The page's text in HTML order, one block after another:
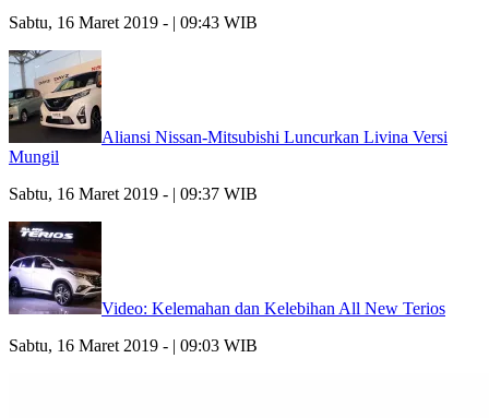
Sabtu, 16 Maret 2019 - | 09:43 WIB
Aliansi Nissan-Mitsubishi Luncurkan Livina Versi
Mungil
Sabtu, 16 Maret 2019 - | 09:37 WIB
Video: Kelemahan dan Kelebihan All New Terios
Sabtu, 16 Maret 2019 - | 09:03 WIB